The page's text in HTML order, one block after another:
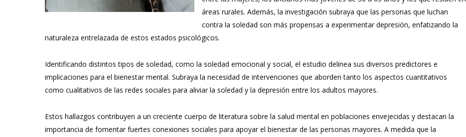
áreas rurales. Además, la investigación subraya que las personas que luchan
contra la soledad son más propensas a experimentar depresión, enfatizando la
naturaleza entrelazada de estos estados psicológicos.
Identificando distintos tipos de soledad, como la soledad emocional y social, el estudio delinea sus diversos predictores e
implicaciones para el bienestar mental. Subraya la necesidad de intervenciones que aborden tanto los aspectos cuantitativos
como cualitativos de las redes sociales para aliviar la soledad y la depresión entre los adultos mayores.
Estos hallazgos contribuyen a un creciente cuerpo de literatura sobre la salud mental en poblaciones envejecidas y destacan la
importancia de fomentar fuertes conexiones sociales para apoyar el bienestar de las personas mayores. A medida que la